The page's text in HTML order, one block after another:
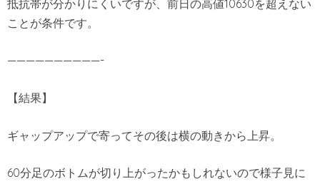
抵抗帯が分かりにくいですが、前日の高値10630を超えない
ことが条件です。
——————————-
【結果】
ギャップアップで寄ってその後は横の動きから上昇。
60分足のボトムが切り上がったかもしれないので様子見に